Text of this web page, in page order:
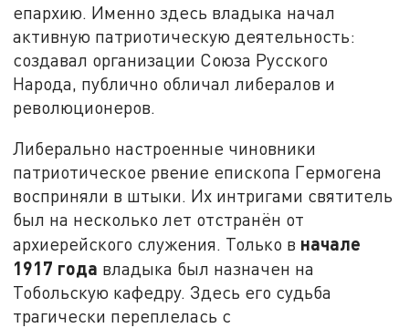
епархию. Именно здесь владыка начал
активную патриотическую деятельность:
создавал организации Союза Русского
Народа, публично обличал либералов и
революционеров.
Либерально настроенные чиновники
патриотическое рвение епископа Гермогена
восприняли в штыки. Их интригами святитель
был на несколько лет отстранён от
архиерейского служения. Только в начале
1917 года владыка был назначен на
Тобольскую кафедру. Здесь его судьба
трагически переплелась с